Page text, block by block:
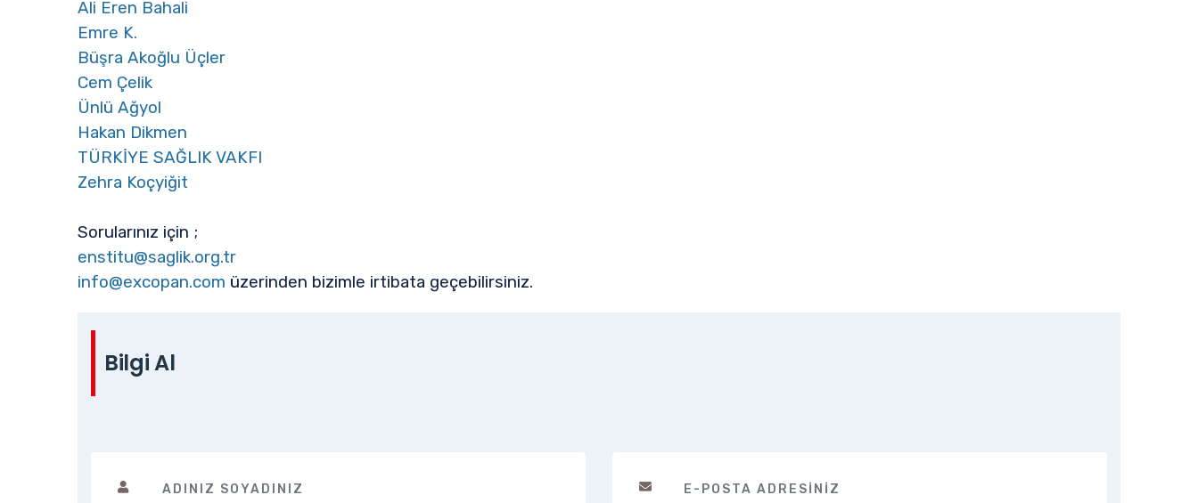
Ali Eren Bahali
Emre K.
Büşra Akoğlu Üçler
Cem Çelik
Ünlü Ağyol
Hakan Dikmen
TÜRKİYE SAĞLIK VAKFI
Zehra Koçyiğit
Sorularınız için ;
enstitu@saglik.org.tr
info@excopan.com üzerinden bizimle irtibata geçebilirsiniz.
Bilgi Al